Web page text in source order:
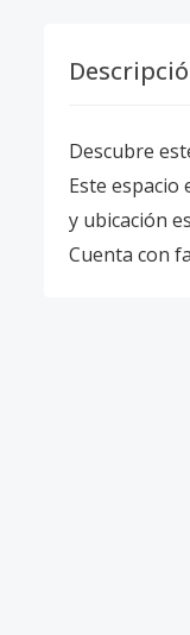
Descubre
Este espacio
y ubicación
Cuenta con